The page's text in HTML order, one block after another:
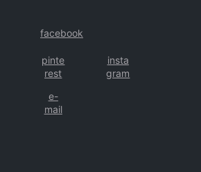
facebook
pinte
rest
insta
gram
e-
mail